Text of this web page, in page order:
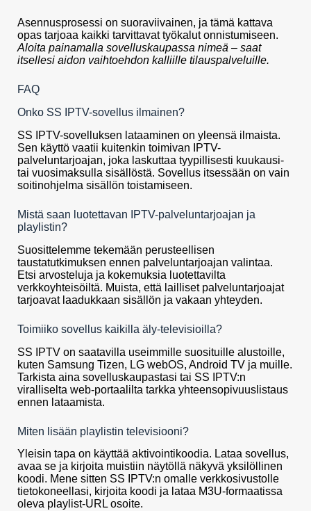
Asennusprosessi on suoraviivainen, ja tämä kattava
opas tarjoaa kaikki tarvittavat työkalut onnistumiseen.
Aloita painamalla sovelluskaupassa nimeä – saat
itsellesi aidon vaihtoehdon kalliille tilauspalveluille.
FAQ
Onko SS IPTV-sovellus ilmainen?
SS IPTV-sovelluksen lataaminen on yleensä ilmaista.
Sen käyttö vaatii kuitenkin toimivan IPTV-
palveluntarjoajan, joka laskuttaa tyypillisesti kuukausi-
tai vuosimaksulla sisällöstä. Sovellus itsessään on vain
soitinohjelma sisällön toistamiseen.
Mistä saan luotettavan IPTV-palveluntarjoajan ja
playlistin?
Suosittelemme tekemään perusteellisen
taustatutkimuksen ennen palveluntarjoajan valintaa.
Etsi arvosteluja ja kokemuksia luotettavilta
verkkoyhteisöiltä. Muista, että lailliset palveluntarjoajat
tarjoavat laadukkaan sisällön ja vakaan yhteyden.
Toimiiko sovellus kaikilla äly-televisioilla?
SS IPTV on saatavilla useimmille suosituille alustoille,
kuten Samsung Tizen, LG webOS, Android TV ja muille.
Tarkista aina sovelluskaupastasi tai SS IPTV:n
viralliselta web-portaalilta tarkka yhteensopivuuslistaus
ennen lataamista.
Miten lisään playlistin televisiooni?
Yleisin tapa on käyttää aktivointikoodia. Lataa sovellus,
avaa se ja kirjoita muistiin näytöllä näkyvä yksilöllinen
koodi. Mene sitten SS IPTV:n omalle verkkosivustolle
tietokoneellasi, kirjoita koodi ja lataa M3U-formaatissa
oleva playlist-URL osoite.